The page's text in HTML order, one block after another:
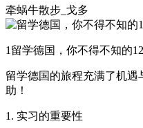
牵蜗牛散步_戈多
1 留学德国，你不得不知的
留学德国的旅程充满了机
助！
1. 实习的重要性